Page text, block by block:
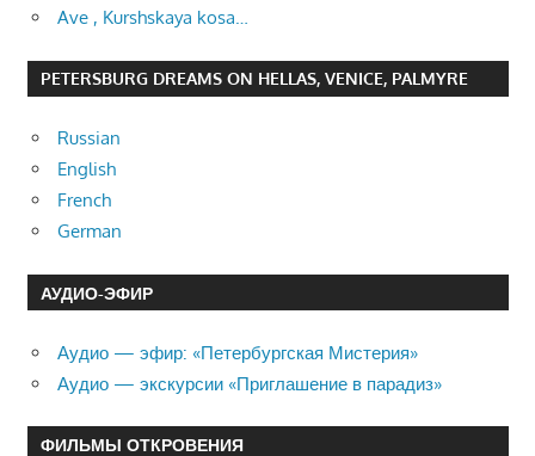
Ave , Kurshskaya kosa…
PETERSBURG DREAMS ON HELLAS, VENICE, PALMYRE
Russian
English
French
German
АУДИО-ЭФИР
Аудио — эфир: «Петербургская Мистерия»
Аудио — экскурсии «Приглашение в парадиз»
ФИЛЬМЫ ОТКРОВЕНИЯ